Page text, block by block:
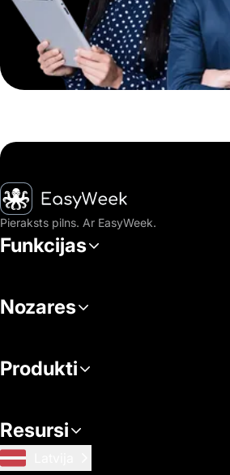
Sākumlapa
Pieraksts pilns. Ar EasyWeek.
Funkcijas
Nozares
Produkti
Resursi